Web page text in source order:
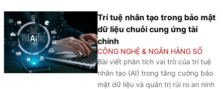
Trí tuệ nhân tạo trong bảo mật
dữ liệu chuỗi cung ứng tài
chính
CÔNG NGHỆ & NGÂN HÀNG SỐ
Bài viết phân tích vai trò của trí tuệ
nhân tạo (AI) trong tăng cường bảo
mật dữ liệu và quản trị rủi ro an ninh